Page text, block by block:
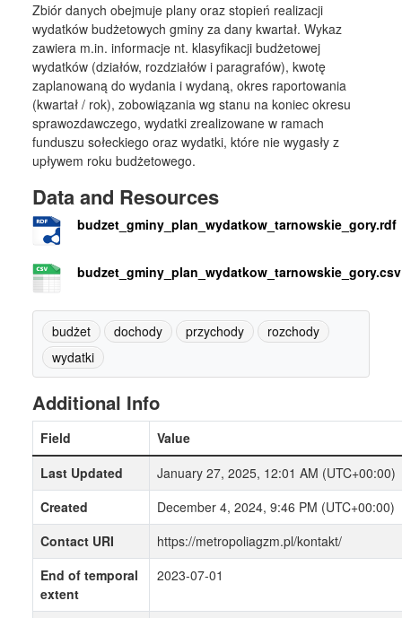
Zbiór danych obejmuje plany oraz stopień realizacji
wydatków budżetowych gminy za dany kwartał. Wykaz
zawiera m.in. informacje nt. klasyfikacji budżetowej
wydatków (działów, rozdziałów i paragrafów), kwotę
zaplanowaną do wydania i wydaną, okres raportowania
(kwartał / rok), zobowiązania wg stanu na koniec okresu
sprawozdawczego, wydatki zrealizowane w ramach
funduszu sołeckiego oraz wydatki, które nie wygasły z
upływem roku budżetowego.
Data and Resources
budzet_gminy_plan_wydatkow_tarnowskie_gory.rdf
budzet_gminy_plan_wydatkow_tarnowskie_gory.csv
budżet dochody przychody
rozchody
wydatki
Additional Info
Field
Value
Last Updated
January 27, 2025, 12:01 AM (UTC+00:00)
Created
December 4, 2024, 9:46 PM (UTC+00:00)
Contact URI
https://metropoliagzm.pl/kontakt/
End of temporal
extent
2023-07-01